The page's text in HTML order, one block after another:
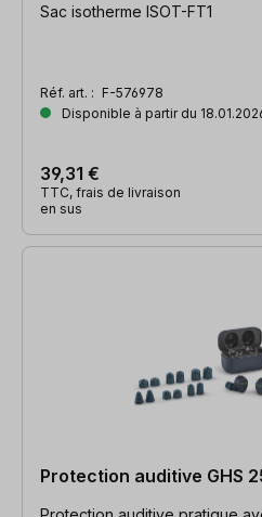
Sac isotherme ISOT-FT1
Réf. art. : F-576978
Disponible à partir du
39,31 €
TTC, frais de livraison
en sus
Protection auditive GHS